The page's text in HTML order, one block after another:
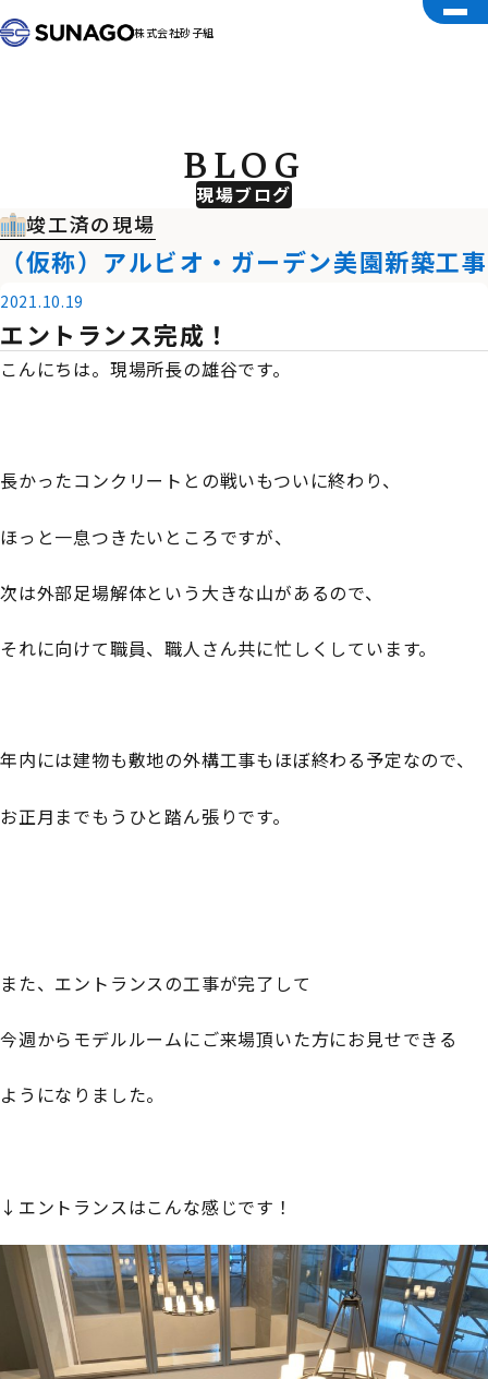
株式会社砂子組
現場ブログ
BLOG
竣工済の現場
（仮称）アルビオ・ガーデン美園新築工事
2021.10.19
エントランス完成！
こんにちは。現場所長の雄谷です。
長かったコンクリートとの戦いもついに終わり、
ほっと一息つきたいところですが、
次は外部足場解体という大きな山があるので、
それに向けて職員、職人さん共に忙しくしています。
年内には建物も敷地の外構工事もほぼ終わる予定なので、
お正月までもうひと踏ん張りです。
また、エントランスの工事が完了して
今週からモデルルームにご来場頂いた方にお見せできる
ようになりました。
↓エントランスはこんな感じです！